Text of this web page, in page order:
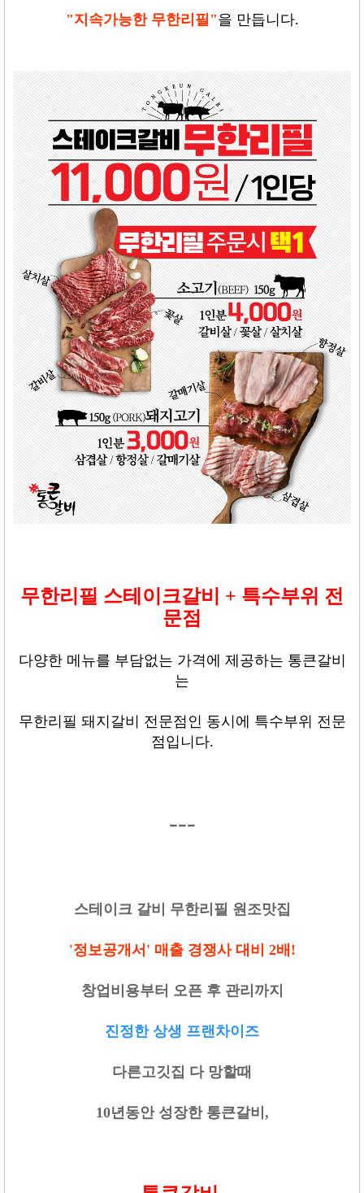
"지속가능한 무한리필"을 만듭니다.
무한리필 스테이크갈비 + 특수부위 전
문점
다양한 메뉴를 부담없는 가격에 제공하는 통큰갈비
는
무한리필 돼지갈비 전문점인 동시에 특수부위 전문
점입니다.
---
스테이크 갈비 무한리필 원조맛집
'정보공개서' 매출 경쟁사 대비 2배!
창업비용부터 오픈 후 관리까지
진정한 상생 프랜차이즈
다른고깃집 다 망할때
10년동안 성장한 통큰갈비,